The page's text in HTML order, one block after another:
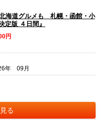
北海道グルメも 札幌・函館・小
版 ４日間』
円
年 09月
る